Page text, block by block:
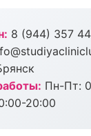
8 (944) 357
Пн-Пт:
20:00